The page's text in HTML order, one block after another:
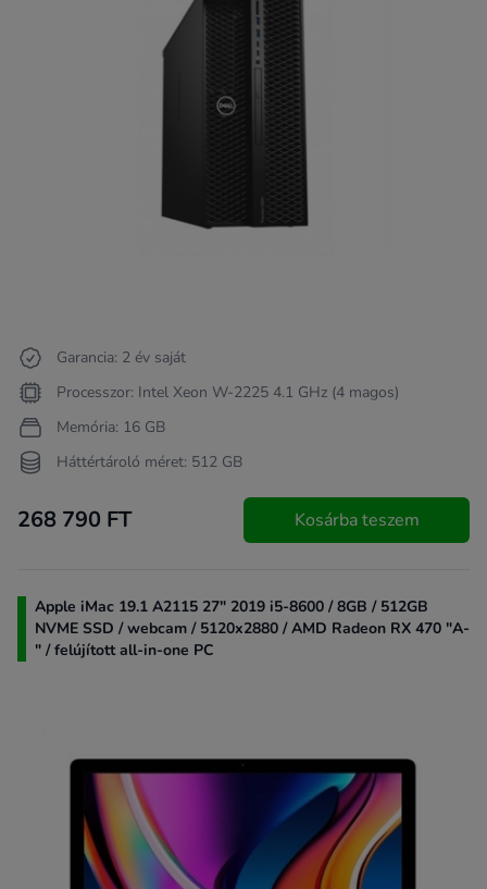
Garancia: 2 év saját
Processzor: Intel Xeon W-2225 4.1 GHz (4 magos)
Memória: 16 GB
Háttértároló méret: 512 GB
268 790 FT Kosárba teszem
Apple iMac 19.1 A2115 27" 2019 i5-8600 / 8GB / 512GB
NVME SSD / webcam / 5120x2880 / AMD Radeon RX 470 "A-
" / felújított all-in-one PC